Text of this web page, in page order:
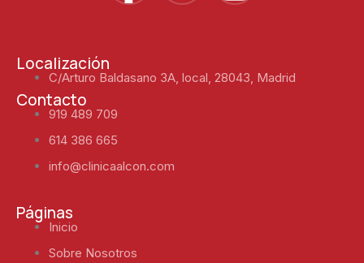
Localización
C/Arturo Baldasano 3A, local, 28043, Madrid
Contacto
919 489 709
614 386 665
info@clinicaalcon.com
Páginas
Inicio
Sobre Nosotros